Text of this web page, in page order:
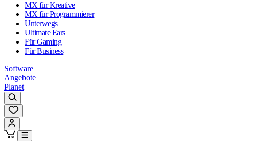
MX für Kreative
MX für Programmierer
Unterwegs
Ultimate Ears
Für Gaming
Für Business
Software
Angebote
Planet